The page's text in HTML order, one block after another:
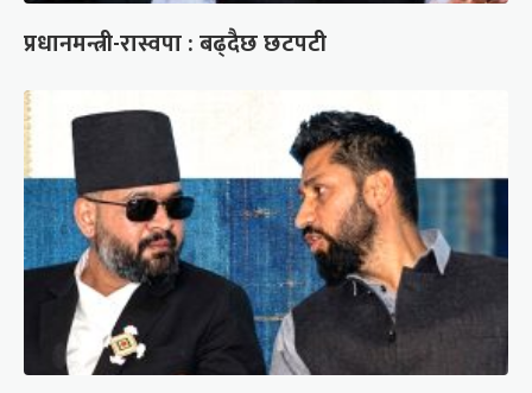
प्रधानमन्त्री-रास्वपा : बढ्दैछ छटपटी